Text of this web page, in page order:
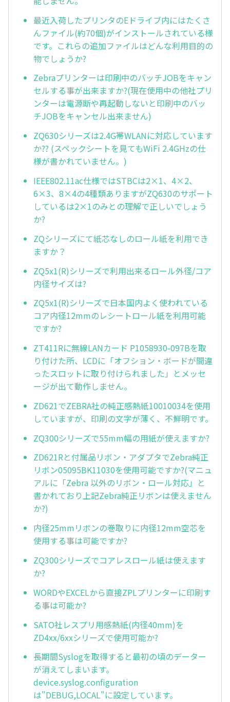
最近入荷したプリンタのEドライブ内にはたくさ
んファイル(約70個)がインストールされている様
です。これらの追加ファイルはどんな利用目的の
物でしょうか?
Zebraプリンターは印刷中のバッチJOBをキャン
セルする事が出来ますか?(現在使用中の他社プリ
ンターは電源断や再起動しないと印刷中のバッ
チJOBをキャンセル出来ません)
ZQ630シリーズは2.4G帯WLANに対応しています
か?? (スペックシートを見てもWiFi 2.4GHzの仕
様が書かれていません。)
IEEE802.11ac仕様ではSTBCは2×1、4×2、
6×3、8×4の4種類ありますがZQ630のサポート
しているは2×1のみとの理解で正しいでしょう
か?
ZQシリーズにて紙芯なしのロール紙を利用でき
ますか？
ZQ5x1(R)シリーズで利用出来るロール外径/コア
内径サイズは?
ZQ5x1(R)シリーズで日本国内よく使われている
コア内径12mmのレシートロール紙を利用可能
ですか?
ZT411Rに無線LANカード P1058930-097Bを取
り付けた所、LCDに「オフション・ボードが間違
ったスロットに取り付けられました」とメッセ
ージが出て動作しません。
ZD621でZEBRA社の純正感熱紙10010034を使用
していますが、印刷の文字が薄く、不鮮明です。
ZQ300シリーズで55mm幅の用紙が使えますか?
ZD621Rと付属品リボン・アダプタでZebra純正
リボン05095BK11030を使用可能ですか?(マニュ
アルに「Zebra 以外のリボン・ロール対応」と
書かれており上記Zebra純正リボンは使えません
か?)
内径25mmリボンの巻取りに内径12mm空芯を
使用する事は可能ですか?
ZQ300シリーズでコアレスロール紙は使えます
か?
WORDやEXCELから直接ZPLプリンターに印刷す
る事は可能か?
SATO社レスプリ用感熱紙(内径40mm)を
ZD4xx/6xxシリーズで使用可能か?
長期間Syslogを取得すると最初の頃のデーター
が消えてしまいます。
device.syslog.configuration
は"DEBUG,LOCAL"に設定しています。